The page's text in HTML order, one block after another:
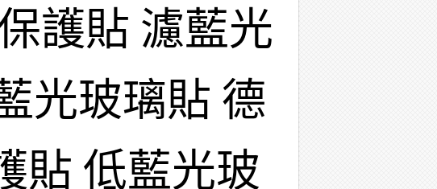
貼 濾藍光
光玻璃貼 德
貼 低藍光玻